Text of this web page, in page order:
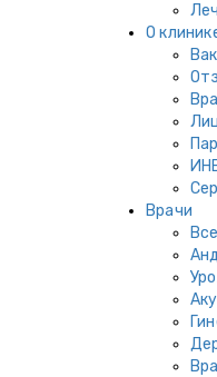
О
Врачи